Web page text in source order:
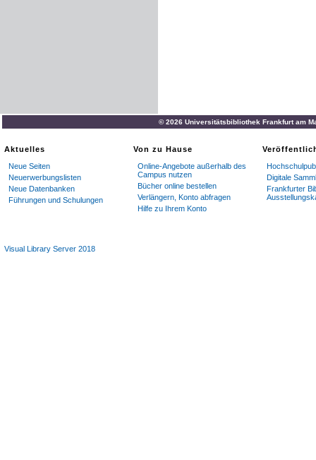
© 2026 Universitätsbibliothek Frankfurt am
Aktuelles
Neue Seiten
Neuerwerbungslisten
Neue Datenbanken
Führungen und Schulungen
Von zu Hause
Online-Angebote außerhalb des
Campus nutzen
Bücher online bestellen
Verlängern, Konto abfragen
Hilfe zu Ihrem Konto
Digitale
Frankfurter
Visual Library Server 2018